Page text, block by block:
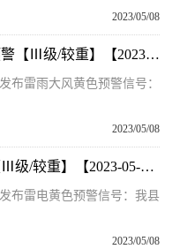
2023/05/08
东方市气象台发布雷雨大风黄色预警【Ⅲ级/较重】【2023-05-08】|世界观焦点
布雷雨大风黄色预警信号：
2023/05/08
临高县气象台发布雷电黄色预警【Ⅲ级/较重】【2023-05-08】
布雷电黄色预警信号：我县
2023/05/08